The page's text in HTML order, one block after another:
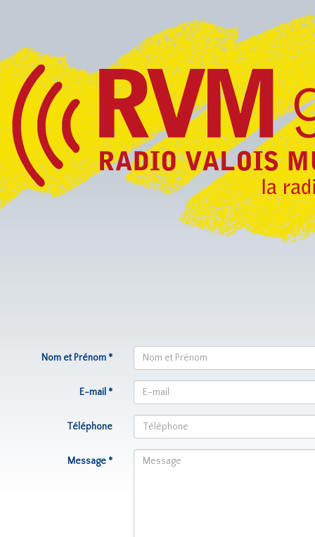
Nom et Prénom *
E-mail *
Téléphone
Message *